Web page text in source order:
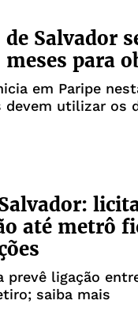
Salvador
para
em Paripe
utilizar os
até metrô
prevê ligação
saiba mais